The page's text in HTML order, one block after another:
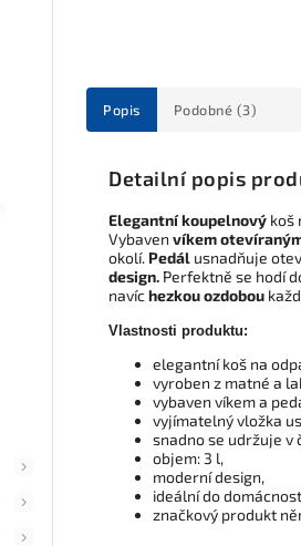
Popis Podobné (3)
Detailní popis
Elegantní koupelnový koš
Vybaven víkem
okolí. Pedál usnadňuje
design. Perfektně se hodí
navíc hezkou ozdobou
Vlastnosti produktu:
elegantní koš na
vyroben z matné a
vybaven víkem a
vyjímatelný vložka
snadno se udržuje v
objem: 3 l,
moderní design,
ideální do
značkový produkt